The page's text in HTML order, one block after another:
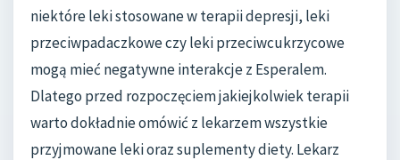
niektóre leki stosowane w terapii depresji, leki
przeciwpadaczkowe czy leki przeciwcukrzycowe
mogą mieć negatywne interakcje z Esperalem.
Dlatego przed rozpoczęciem jakiejkolwiek terapii
warto dokładnie omówić z lekarzem wszystkie
przyjmowane leki oraz suplementy diety. Lekarz